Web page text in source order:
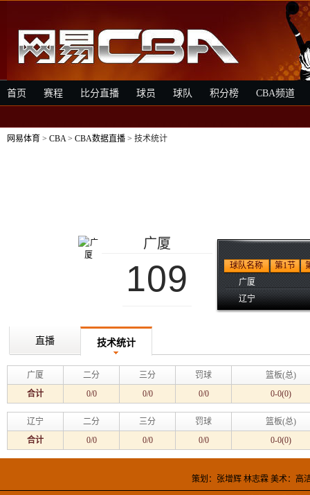
首页 赛程 比分直播 球员 球队 积分榜 CBA频道
网易体育 > CBA> CBA数据直播 > 技术统计
广厦
109 球队名称 第1节
广厦
辽宁
直播 技术统计
广厦 二分 三分 罚球
篮板(总)
合计
0/0 0/0 0/0 0-0(0)
辽宁 二分 三分 罚球
篮板(总)
合计
0/0 0/0 0/0 0-0(0)
策划：张增辉 林志霖 美术：